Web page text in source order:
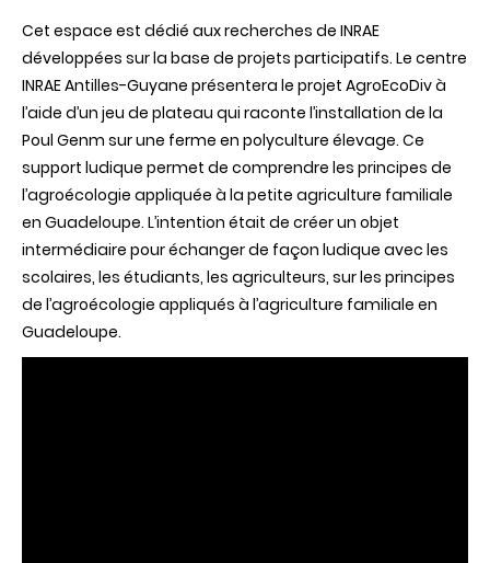
présent
au
Salon
de
2020
Cet espace est dédié auxrecherches de INRAE
développées surla base de projets participatifs. Le centre
INRAEAntilles-Guyane présentera le projet AgroEcoDivà
l’aide d’un jeu de plateau qui raconte l’installation de la
Poul Genm surune ferme en polyculture élevage. Ce
support ludique permet de comprendre les principes de
l’agroécologie appliquée à la petite agriculture familiale
en Guadeloupe. L’intention était de créerun objet
intermédiaire pouréchangerde façon ludique avec les
scolaires, les étudiants, les agriculteurs, surles principes
de l’agroécologie appliqués à l’agriculture familiale en
Guadeloupe.